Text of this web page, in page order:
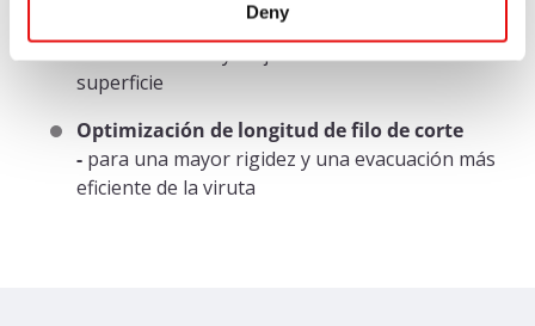
Deny
Tratamiento de superficie mejorado
superficie
Optimización de longitud de filo de corte
- para una mayor rigidez y una evacuación más
eficiente de la viruta